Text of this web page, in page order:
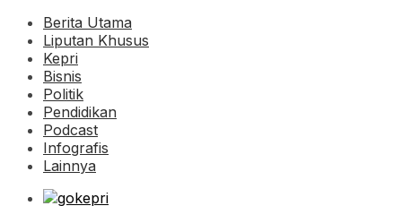
Berita Utama
Liputan Khusus
Kepri
Bisnis
Politik
Pendidikan
Podcast
Infografis
Lainnya